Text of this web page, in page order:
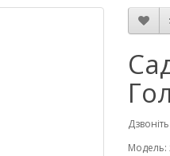
Модель: